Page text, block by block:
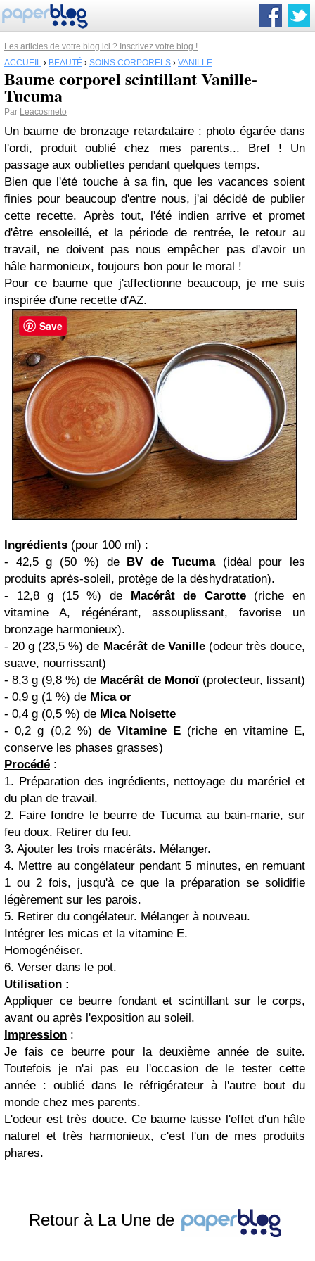
Les articles de votre blog ici ? Inscrivez votre blog !
ACCUEIL › BEAUTÉ › SOINS CORPORELS › VANILLE
Baume corporel scintillant Vanille-
Tucuma
Par Leacosmeto
Un baume de bronzage retardataire : photo égarée dans
l'ordi, produit oublié chez mes parents... Bref ! Un
passage aux oubliettes pendant quelques temps.
Bien que l'été touche à sa fin, que les vacances soient
finies pour beaucoup d'entre nous, j'ai décidé de publier
cette recette. Après tout, l'été indien arrive et promet
d'être ensoleillé, et la période de rentrée, le retour au
travail, ne doivent pas nous empêcher pas d'avoir un
hâle harmonieux, toujours bon pour le moral !
Pour ce baume que j'affectionne beaucoup, je me suis
inspirée d'une recette d'AZ.
Ingrédients (pour 100 ml) :
- 42,5 g (50 %) de BV de Tucuma(idéal pour les
produits après-soleil, protège de la déshydratation).
- 12,8 g (15 %) de Macérât de Carotte(riche en
vitamine A, régénérant, assouplissant, favorise un
bronzage harmonieux).
- 20 g (23,5 %) de Macérât de Vanille(odeur très douce,
suave, nourrissant)
- 8,3 g (9,8 %) de Macérât de Monoï (protecteur, lissant)
- 0,9 g (1 %) de Mica or
- 0,4 g (0,5 %) de Mica Noisette
- 0,2 g (0,2 %) deVitamine E (riche en vitamine E,
conserve les phases grasses)
Procédé :
1. Préparation des ingrédients, nettoyage du marériel et
du plan de travail.
2. Faire fondre le beurre de Tucuma au bain-marie, sur
feu doux. Retirer du feu.
3. Ajouter les trois macérâts. Mélanger.
4. Mettre au congélateur pendant 5 minutes, en remuant
1 ou 2 fois, jusqu'à ce que la préparation se solidifie
légèrement sur les parois.
5. Retirer du congélateur. Mélanger à nouveau.
Intégrer les micas et la vitamine E.
Homogénéiser.
6. Verser dans le pot.
Utilisation :
Appliquer ce beurre fondant et scintillant sur le corps,
avant ou après l'exposition au soleil.
Impression :
Je fais ce beurre pour la deuxième année de suite.
Toutefois je n'ai pas eu l'occasion de le tester cette
année : oublié dans le réfrigérateur à l'autre bout du
monde chez mes parents.
L'odeur est très douce. Ce baume laisse l'effet d'un hâle
naturel et très harmonieux, c'est l'un de mes produits
phares.
Retour à La Une de
Save